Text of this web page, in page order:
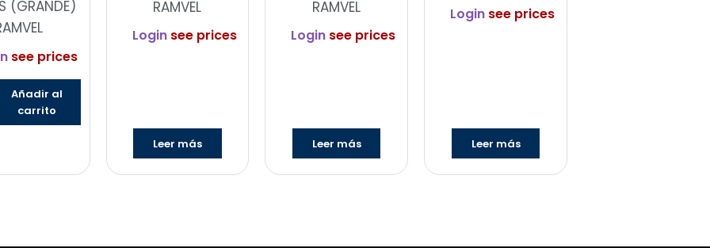
(GRANDE)
see prices
Añadir al
carrito
RAMVEL
Loginsee prices
Leer más
RAMVEL
Login see prices
Leer más
Login see prices
Leer más